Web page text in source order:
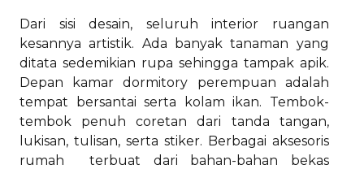
Dari sisi desain, seluruh interior ruangan
kesannya artistik. Ada banyak tanaman yang
ditata sedemikian rupa sehingga tampak apik.
Depan kamar dormitory perempuan adalah
tempat bersantai serta kolam ikan. Tembok-
tembok penuh coretan dari tanda tangan,
lukisan, tulisan, serta stiker. Berbagai aksesoris
rumah terbuat dari bahan-bahan bekas